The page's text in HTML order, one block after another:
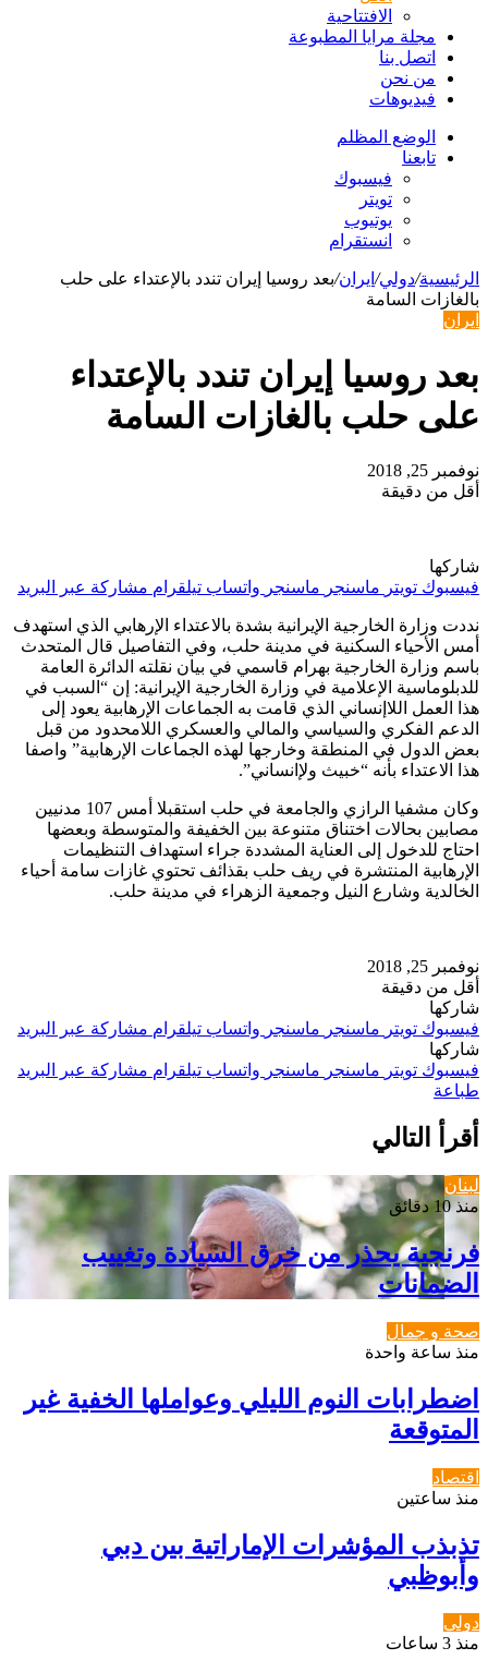
الافتتاحیة
مجلة مرايا المطبوعة
اتصل بنا
من نحن
فيديوهات
الوضع المظلم
تابعنا
فيسبوك
تويتر
يوتيوب
انستقرام
الرئيسية/دولي/ ايران/بعد روسيا إيران تندد بالإعتداء على حلب
بالغازات السامة
ايران
بعد روسيا إيران تندد بالإعتداء
على حلب بالغازات السامة
نوفمبر 25, 2018
أقل من دقيقة
شاركها
فيسبوك تويتر ماسنجر ماسنجر واتساب تيلقرام مشاركة عبر البريد
نددت وزارة الخارجية الإيرانية بشدة بالاعتداء الإرهابي الذي استهدف
أمس الأحياء السكنية في مدينة حلب، وفي التفاصيل قال المتحدث
باسم وزارة الخارجية بهرام قاسمي في بيان نقلته الدائرة العامة
للدبلوماسية الإعلامية في وزارة الخارجية الإيرانية: إن “السبب في
هذا العمل اللاإنساني الذي قامت به الجماعات الإرهابية يعود إلى
الدعم الفكري والسياسي والمالي والعسكري اللامحدود من قبل
بعض الدول في المنطقة وخارجها لهذه الجماعات الإرهابية” واصفا
هذا الاعتداء بأنه “خبيث ولإانساني”.
وكان مشفيا الرازي والجامعة في حلب استقبلا أمس 107 مدنيين
مصابين بحالات اختناق متنوعة بين الخفيفة والمتوسطة وبعضها
احتاج للدخول إلى العناية المشددة جراء استهداف التنظيمات
الإرهابية المنتشرة في ريف حلب بقذائف تحتوي غازات سامة أحياء
الخالدية وشارع النيل وجمعية الزهراء في مدينة حلب.
نوفمبر 25, 2018
أقل من دقيقة
شاركها
فيسبوك تويتر ماسنجر ماسنجر واتساب تيلقرام مشاركة عبر البريد
شاركها
فيسبوك تويتر ماسنجر ماسنجر واتساب تيلقرام مشاركة عبر البريد
طباعة
أقرأ التالي
لبنان
منذ 10 دقائق
فرنجية يحذر من خرق السيادة وتغييب
الضمانات
صحة و جمال
منذ ساعة واحدة
اضطرابات النوم الليلي وعواملها الخفية غير
المتوقعة
اقتصاد
منذ ساعتين
تذبذب المؤشرات الإماراتية بين دبي
وأبوظبي
دولي
منذ 3 ساعات